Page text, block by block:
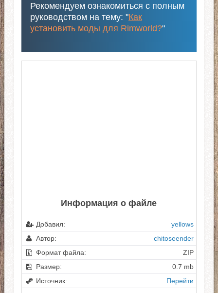
Рекомендуем ознакомиться с полным
руководством на тему: "Как
установить моды для Rimworld?"
Информация о файле
Добавил:
yellows
Автор:
chitoseender
Формат файла:
ZIP
Размер:
0.7 mb
Источник:
Перейти